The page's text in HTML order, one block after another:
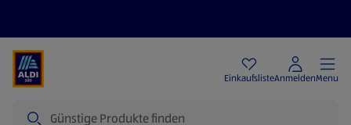
EinkaufslisteAnmeldenMenu